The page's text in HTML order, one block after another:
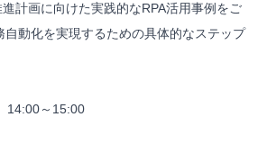
計画に向けた実践的なRPA活用事例をご
自動化を実現するための具体的なステップ
14:00～15:00